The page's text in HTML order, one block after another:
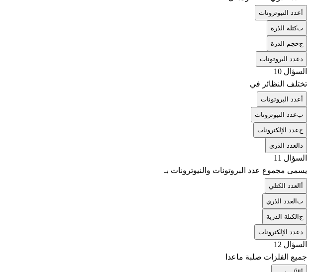
أعدد النيوترونات
بكتلة الذرة
جحجم الذرة
د عدد البروتونات
السؤال 10
تختلف النظائر في
أعدد البروتونات
بعدد النيوترونات
جعدد الإلكترونات
د العدد الذري
السؤال 11
يسمى مجموع عدد البروتونات والنيوترونات بـ
أ العدد الكتلي
ب العدد الذري
ج الكتلة الذرية
د عدد الإلكترونات
السؤال 12
جميع الفلزات صلبة ماعدا